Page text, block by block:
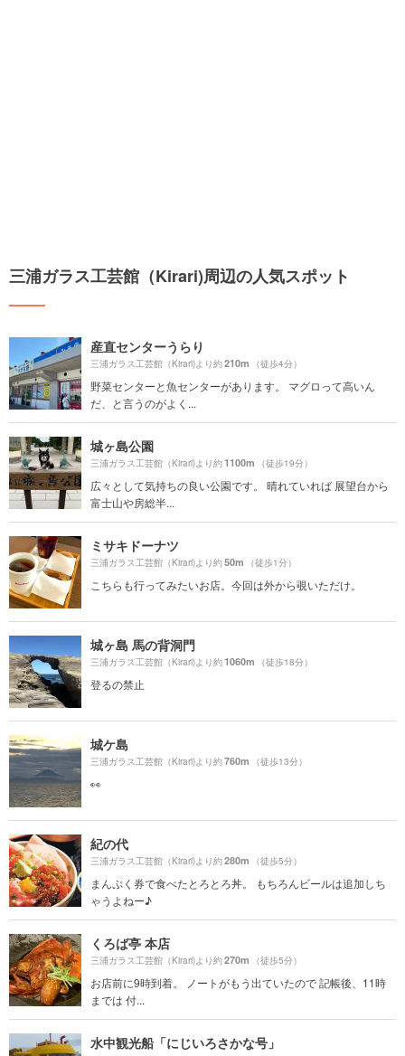
三浦ガラス工芸館（Kirari)周辺の人気スポット
産直センターうらり
三浦ガラス工芸館（Kirari)より約210m （徒歩4分）
野菜センターと魚センターがあります。 マグロって高いん
だ、と言うのがよく...
城ヶ島公園
三浦ガラス工芸館（Kirari)より約1100m （徒歩19分）
広々として気持ちの良い公園です。 晴れていれば 展望台から
富士山や房総半...
ミサキドーナツ
三浦ガラス工芸館（Kirari)より約50m （徒歩1分）
こちらも行ってみたいお店。今回は外から覗いただけ。
城ヶ島 馬の背洞門
三浦ガラス工芸館（Kirari)より約1060m （徒歩18分）
登るの禁止
城ケ島
三浦ガラス工芸館（Kirari)より約760m （徒歩13分）
👀
紀の代
三浦ガラス工芸館（Kirari)より約280m （徒歩5分）
まんぷく券で食べたとろとろ丼。 もちろんビールは追加しち
ゃうよねー♪
くろば亭 本店
三浦ガラス工芸館（Kirari)より約270m （徒歩5分）
お店前に9時到着。 ノートがもう出ていたので 記帳後、11時
までは 付...
水中観光船「にじいろさかな号」